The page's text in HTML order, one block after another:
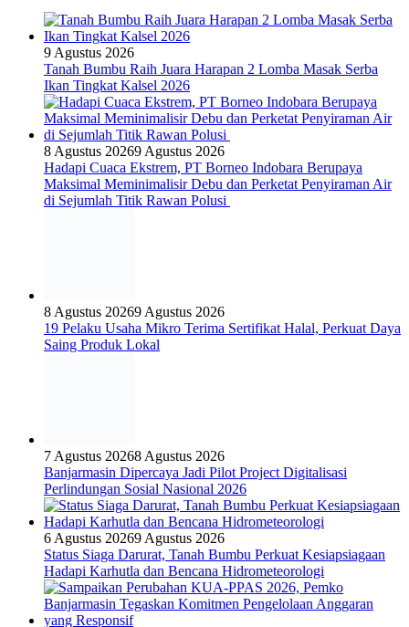
9 Agustus 2026
Tanah Bumbu Raih Juara Harapan 2 Lomba Masak Serba
Ikan Tingkat Kalsel 2026
8 Agustus 20269 Agustus 2026
Hadapi Cuaca Ekstrem, PT Borneo Indobara Berupaya
Maksimal Meminimalisir Debu dan Perketat Penyiraman Air
di Sejumlah Titik Rawan Polusi
8 Agustus 20269 Agustus 2026
19 Pelaku Usaha Mikro Terima Sertifikat Halal, Perkuat Daya
Saing Produk Lokal
7 Agustus 20268 Agustus 2026
Banjarmasin Dipercaya Jadi Pilot Project Digitalisasi
Perlindungan Sosial Nasional 2026
6 Agustus 20269 Agustus 2026
Status Siaga Darurat, Tanah Bumbu Perkuat Kesiapsiagaan
Hadapi Karhutla dan Bencana Hidrometeorologi